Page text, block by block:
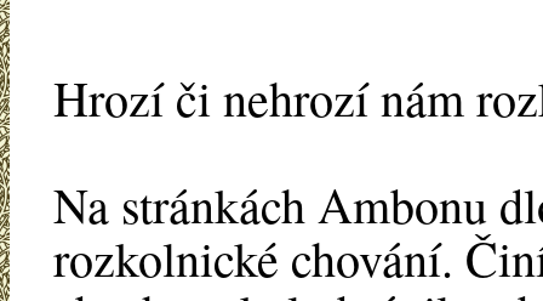
Hrozí či nehrozí nám
Na stránkách Ambonu
rozkolnické chování.